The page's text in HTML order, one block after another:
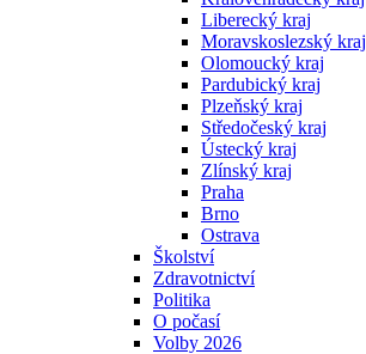
Liberecký kraj
Moravskoslezský kraj
Olomoucký kraj
Pardubický kraj
Plzeňský kraj
Středočeský kraj
Ústecký kraj
Zlínský kraj
Praha
Brno
Ostrava
Školství
Zdravotnictví
Politika
O počasí
Volby 2026